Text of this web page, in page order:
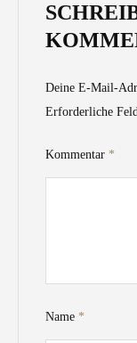
Deine E-Mail-
Erforderliche
Kommentar *
Name *